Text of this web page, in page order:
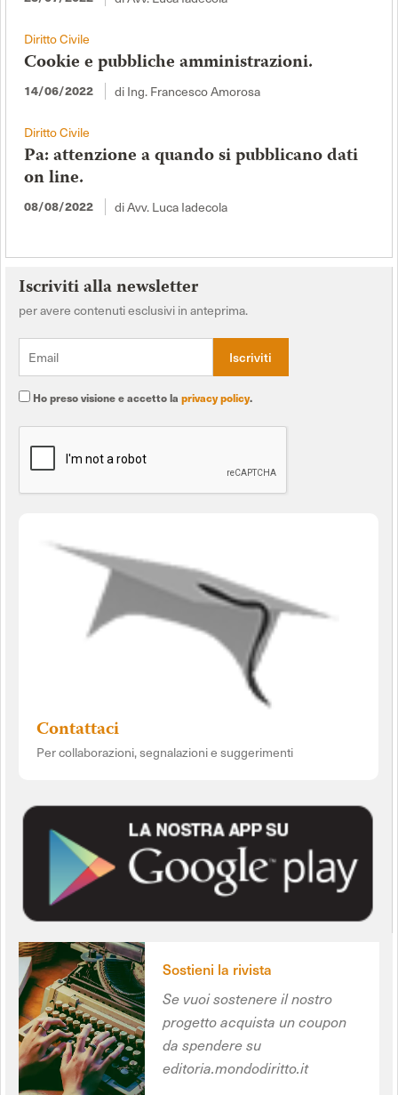
Diritto Civile
Cookie e pubbliche amministrazioni.
14/06/2022 di Ing. Francesco Amorosa
Diritto Civile
Pa: attenzione a quando si pubblicano dati
on line.
08/08/2022 di Avv. Luca Iadecola
Iscriviti alla newsletter
per avere contenuti esclusivi in anteprima.
Ho preso visione e accetto la privacy policy.
Contattaci
Per collaborazioni, segnalazioni e suggerimenti
Sostieni la rivista
Se vuoi sostenere il nostro
progetto acquista un coupon
da spendere su
editoria.mondodiritto.it